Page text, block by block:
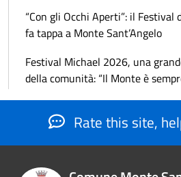
“Con gli Occhi Aperti”: il
fa tappa a Monte Sant’Angelo
Festival Michael 2026, una
della comunità: “Il Monte è
Rate this site,